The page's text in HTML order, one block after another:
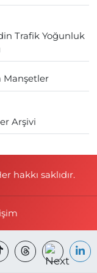
Trafik Yoğunluk
Manşetler
Arşivi
hakkı saklıdır.